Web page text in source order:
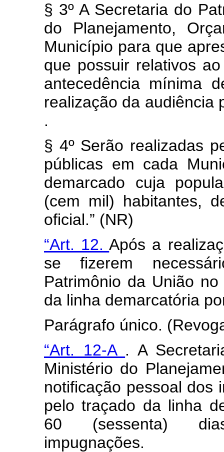
§ 3º A Secretaria do
do Planejamento,
Município para que
que possuir relativos
antecedência mínima
realização da
.
§ 4º Serão realizadas
públicas em cada
demarcado cuja
(cem mil) habitantes,
oficial.” (NR)
“Art. 12.Após a
se fizerem
Patrimônio da União
da linha demarcatória
Parágrafo único.
“Art. 12-A . A
Ministério do
notificação pessoal dos
pelo traçado da linha
60 (sessenta)
impugnações.